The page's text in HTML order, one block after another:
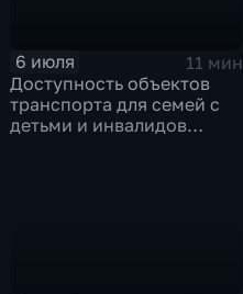
6 июля
11 мин
Доступность объектов
транспорта для семей с
детьми и инвалидов